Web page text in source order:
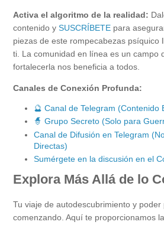
Activa el algoritmo de la realidad:
contenido y SUSCRÍBETE para
piezas de este rompecabezas psíquico
ti. La comunidad en línea es un campo
fortalecerla nos beneficia a todos.
Canales de Conexión Profunda:
🔮 Canal de Telegram (Contenido
🧙 Grupo Secreto (Solo para
Canal de Difusión en Telegram
Directas)
Sumérgete en la discusión en el
Explora Más Allá de lo
Tu viaje de autodescubrimiento y
comenzando. Aquí te proporcionamos